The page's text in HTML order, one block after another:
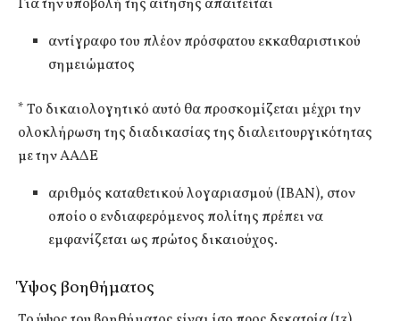
Για την υποβολή της αίτησης απαιτείται
αντίγραφο του πλέον πρόσφατου εκκαθαριστικού
σημειώματος
* Το δικαιολογητικό αυτό θα προσκομίζεται μέχρι την
ολοκλήρωση της διαδικασίας της διαλειτουργικότητας
με την ΑΑΔΕ
αριθμός καταθετικού λογαριασμού (ΙΒΑΝ), στον
οποίο ο ενδιαφερόμενος πολίτης πρέπει να
εμφανίζεται ως πρώτος δικαιούχος.
Ύψος βοηθήματος